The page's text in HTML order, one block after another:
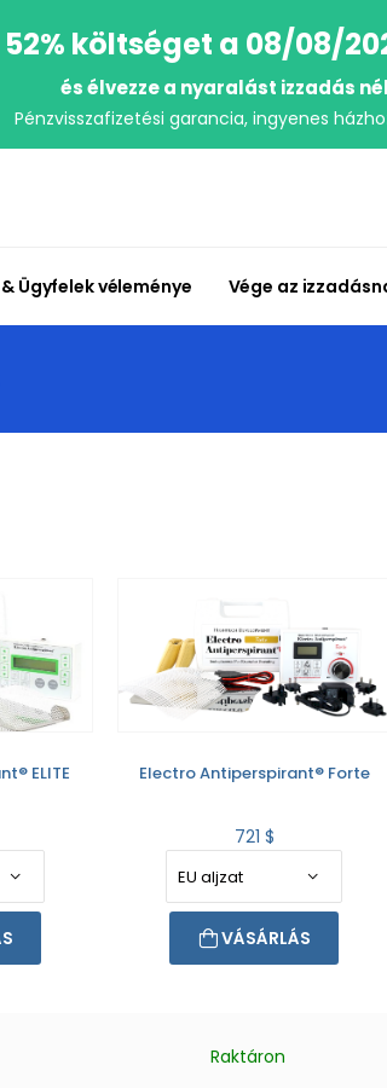
költséget a 08/08/
és élvezze a nyaralást izzadás
Pénzvisszafizetési garancia, ingyenes
Ügyfelek véleménye Vége az
ELITE Electro Antiperspirant® Forte
721 $
VÁSÁRLÁS
Raktáron